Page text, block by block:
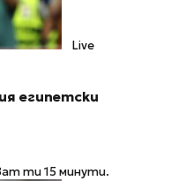
Live
египетски
ти 15 минути.